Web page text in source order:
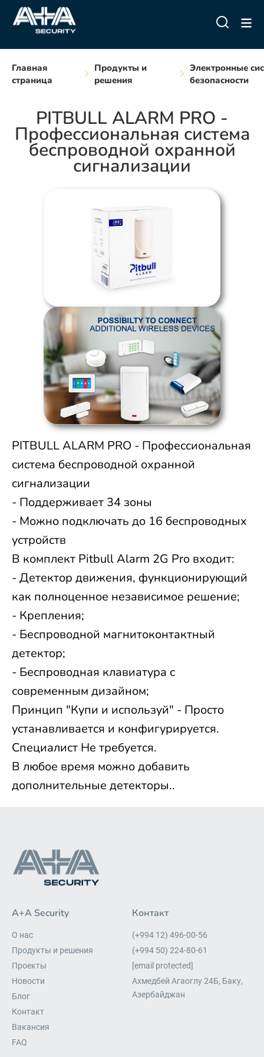
Главная
страница
Продукты и
решения
Электронные
безопасности
PITBULL ALARM PRO -
Профессиональная система
беспроводной охранной
сигнализации
PITBULL ALARM PRO - Профессиональная
система беспроводной охранной
сигнализации
- Поддерживает 34 зоны
- Можно подключать до 16 беспроводных
устройств
В комплект Pitbull Alarm 2G Pro входит:
- Детектор движения, функционирующий
как полноценное независимое решение;
- Крепления;
- Беспроводной магнитоконтактный
детектор;
- Беспроводная клавиатура с
современным дизайном;
Принцип "Купи и используй" - Просто
устанавливается и конфигурируется.
Специалист Не требуется.
В любое время можно добавить
дополнительные детекторы..
A+A Security
О нас
Продукты и решения
Проекты
Новости
Блог
Контакт
Вакансия
FAQ
Контакт
(+994 12) 496-00-56
(+994 50) 224-80-61
[email protected]
Ахмедбей Агаоглу 24Б, Баку,
Азербайджан